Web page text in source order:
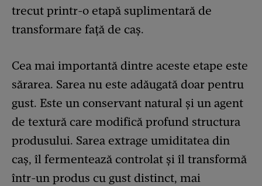
trecut printr-o etapă suplimentară de
transformare față de caș.
Cea mai importantă dintre aceste etape este
sărarea. Sarea nu este adăugată doar pentru
gust. Este un conservant natural și un agent
de textură care modifică profund structura
produsului. Sarea extrage umiditatea din
caș, îl fermentează controlat și îl transformă
într-un produs cu gust distinct, mai